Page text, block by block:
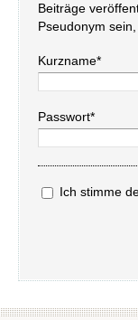
Beiträge
Pseudonym sein,
Kurzname*
Passwort*
Ich stimme